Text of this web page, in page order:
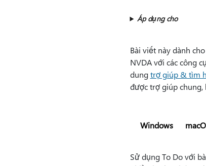
Áp dụng cho
Bài viết này dành
NVDA với các công
dungtrợ giúp & tìm
được trợ giúp chung,
Windows
Sử dụng To Do với